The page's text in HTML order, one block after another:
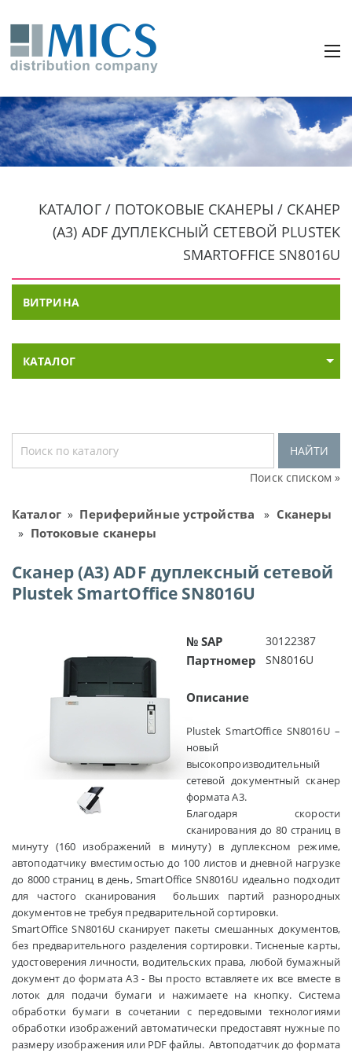
КАТАЛОГ / ПОТОКОВЫЕ СКАНЕРЫ / СКАНЕР
(A3) ADF ДУПЛЕКСНЫЙ СЕТЕВОЙ PLUSTEK
SMARTOFFICE SN8016U
ВИТРИНА
КАТАЛОГ
НАЙТИ
Поиск списком »
Каталог» Периферийные устройства » Сканеры
» Потоковые сканеры
Сканер (A3) ADF дуплексный сетевой
Plustek SmartOffice SN8016U
№ SAP 30122387
Партномер SN8016U
Описание
Plustek SmartOffice SN8016U –
новый
высокопроизводительный
сетевой документный сканер
формата А3.
Благодаря скорости
сканирования до 80 страниц в
минуту (160 изображений в минуту) в дуплексном режиме,
автоподатчику вместимостью до 100 листов и дневной нагрузке
до 8000 страниц в день, SmartOffice SN8016U идеально подходит
для частого сканирования больших партий разнородных
документов не требуя предварительной сортировки.
SmartOffice SN8016U сканирует пакеты смешанных документов,
без предварительного разделения сортировки. Тисненые карты,
удостоверения личности, водительских права, любой бумажный
документ до формата А3 - Вы просто вставляете их все вместе в
лоток для подачи бумаги и нажимаете на кнопку. Система
обработки бумаги в сочетании с передовыми технологиями
обработки изображений автоматически предоставят нужные по
размеру изображения или PDF файлы. Автоподатчик до формата